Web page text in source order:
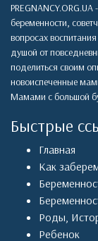
беременности,
вопросах
душой от
поделиться своим
новоиспеченные
Мамами с большой
Быстрые
Главная
Как
Роды
Ребенок